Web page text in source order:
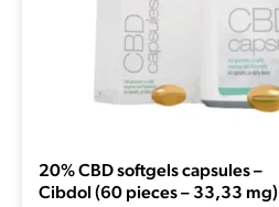
20% CBD softgels capsules –
Cibdol (60 pieces – 33,33 mg)